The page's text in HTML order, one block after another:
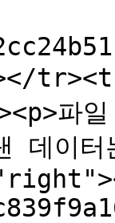
파
데이